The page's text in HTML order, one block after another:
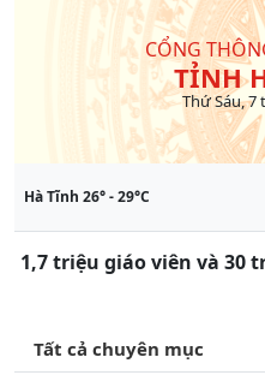
CỔNG
TỈNH
Thứ Sáu, 7
Hà Tĩnh 26° -29°C
1,7 triệu giáo viên và 30
Tất cả chuyên mục